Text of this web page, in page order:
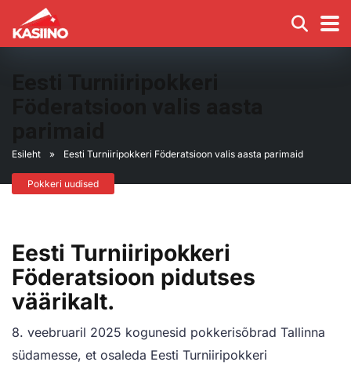
Esileht » Eesti Turniiripokkeri Föderatsioon valis aasta parimaid
Pokkeri uudised
Eesti Turniiripokkeri
Föderatsioon pidutses
väärikalt.
8. veebruaril 2025 kogunesid pokkerisõbrad Tallinna
südamesse, et osaleda Eesti Turniiripokkeri